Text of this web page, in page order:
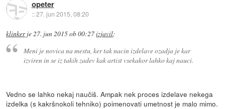
opeter
::27. jun 2015, 08:20
klinkerje27. jun 2015 ob 00:27izjavil:
Meni je novica na mestu, ker tak nacin izdelave ozadja je kar
izviren in se iz takih zadev kak artist vsekakor lahko kaj nauci.
Vedno se lahko nekaj naučiš. Ampak nek proces izdelave nekega
izdelka (s kakršnokoli tehniko) poimenovati umetnost je malo mimo.